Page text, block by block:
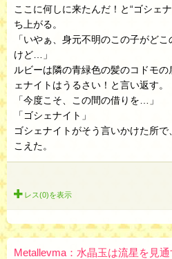
ここに何しに来たんだ！と“ゴシェ
ち上がる。
「いやぁ、身元不明のこの子がど
けど…」
ルビーは隣の青緑色の髪のコドモ
ェナイトはうるさい！と言い返す。
「今度こそ、この間の借りを…」
「ゴシェナイト」
ゴシェナイトがそう言いかけた所
こえた。
レス(0)を表示
Metallevma：水晶玉は流星を見